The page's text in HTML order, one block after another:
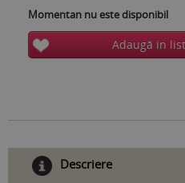
Momentan nu este disponibil
Adaugă in
Descriere